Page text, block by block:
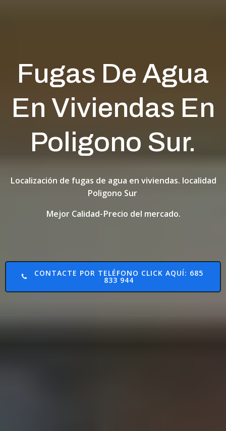
Fugas De Agua
En Viviendas En
Poligono Sur.
Localización de fugas de agua en viviendas. localidad
Poligono Sur
Mejor Calidad-Precio del mercado.
CONTACTE POR TELÉFONO CLICK AQUÍ: 685
833 944